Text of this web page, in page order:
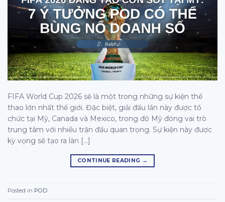
FIFA World Cup 2026 sẽ là một trong những sự kiện thể
thao lớn nhất thế giới. Đặc biệt, giải đấu lần này được tổ
chức tại Mỹ, Canada và Mexico, trong đó Mỹ đóng vai trò
trung tâm với nhiều trận đấu quan trọng. Sự kiện này được
kỳ vọng sẽ tạo ra làn […]
CONTINUE READING →
Posted in POD